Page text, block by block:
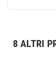
8 ALTRI